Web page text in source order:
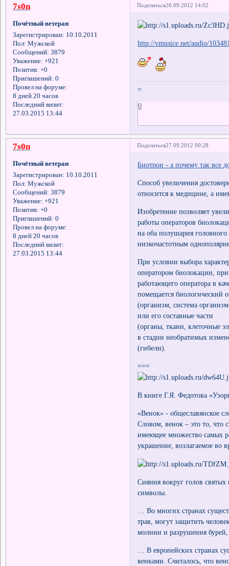
Поделиться26.09.2012 14:02
7s0n
Почётный ветеран
Зарегистрирован: 10.10.2011
Пол: Мужской
Сообщений: 3879
Уважение: +921
Позитив: +0
Приглашений: 0
Провел на форуме:
8 дней 20 часов
Последний визит:
27.03.2015 13:44
http://vmusice.net/audio/
=
0
Поделиться27.09.2012 00:28
7s0n
Почётный ветеран
Зарегистрирован: 10.10.2011
Пол: Мужской
Сообщений: 3879
Уважение: +921
Позитив: +0
Приглашений: 0
Провел на форуме:
8 дней 20 часов
Последний визит:
27.03.2015 13:44
Биотрон - а почему так все
Способ увеличения
относится к медицине, а
Изобретение позволяет
работы операторов
на оба полушария
низкочастотным
При условии выбора
оператором биолокации,
работающего оператора в
помещается биологический
(организм, система
или его составные части
(органы, ткани, клеточные
в стадии необратимых
(гибели).
===
В книге Г.Я. Федотова
«Венок» - общеславянское
Словом, венок – это то, что
имеющее множество самых
украшение, возлагаемое во
Сияния вокруг голов
символы.
… Во многих странах
трав, могут защитить
молнии и разрушения
… В европейских странах
венками. Считалось, что